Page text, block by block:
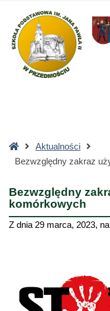
zakraz
używania
telefonów
komórkowych
Strona
główna
Aktualności
Bezwzględny zakraz
Bezwzględny
komórkowych
Z dnia 29 marca, 2023,